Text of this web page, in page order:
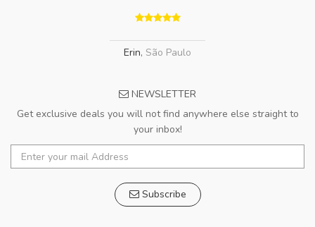
Erin, São Paulo
NEWSLETTER
Get exclusive deals you will not find anywhere else straight to
your inbox!
Subscribe